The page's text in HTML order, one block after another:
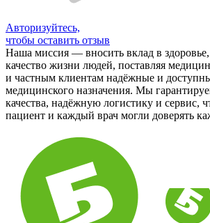
Авторизуйтесь,
чтобы оставить отзыв
Наша миссия — вносить вклад в здоровье,
качество жизни людей, поставляя
и частным клиентам надёжные и
медицинского назначения. Мы
качества, надёжную логистику и сервис,
пациент и каждый врач могли доверять